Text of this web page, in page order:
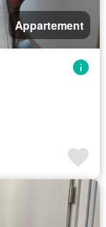
Appartement